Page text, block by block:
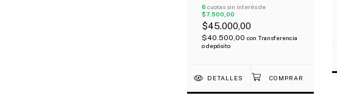
Profesional Dj
6 cuotas sin interés de
$7.500,00
$45.000,00
$40.500,00 con Transferencia
o depósito
DETALLES